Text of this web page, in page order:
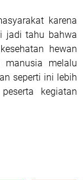
karena
jadi tahu bahwa
hewan
manusia melalu
seperti ini lebih
kegiatan